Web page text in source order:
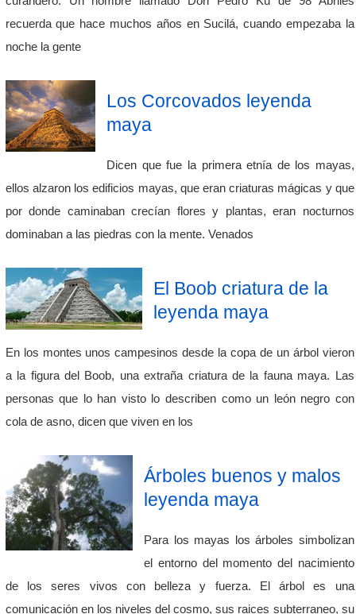
recuerda que hace muchos años en Sucilá, cuando empezaba la
noche la gente
Los Corcovados leyenda
maya
Dicen que fue la primera etnía de los mayas,
ellos alzaron los edificios mayas, que eran criaturas mágicas y que
por donde caminaban crecían flores y plantas, eran nocturnos
dominaban a las piedras con la mente. Venados
El Boob criatura de la
leyenda maya
En los montes unos campesinos desde la copa de un árbol vieron
a la figura del Boob, una extraña criatura de la fauna maya. Las
personas que lo han visto lo describen como un león negro con
cola de asno, dicen que viven en los
Árboles buenos y malos
leyenda maya
Para los mayas los árboles simbolizan
el entorno del momento del nacimiento
de los seres vivos con belleza y fuerza. El árbol es una
comunicación en los niveles del cosmo, sus raices subterraneo, su